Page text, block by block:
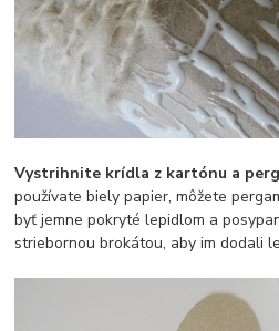
Vystrihnite krídla z kartónu a
používate biely papier, môžete
byť jemne pokryté lepidlom a
striebornou brokátou, aby im dodali